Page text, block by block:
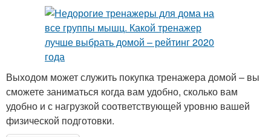
Выходом может служить покупка тренажера домой – вы
сможете заниматься когда вам удобно, сколько вам
удобно и с нагрузкой соответствующей уровню вашей
физической подготовки.